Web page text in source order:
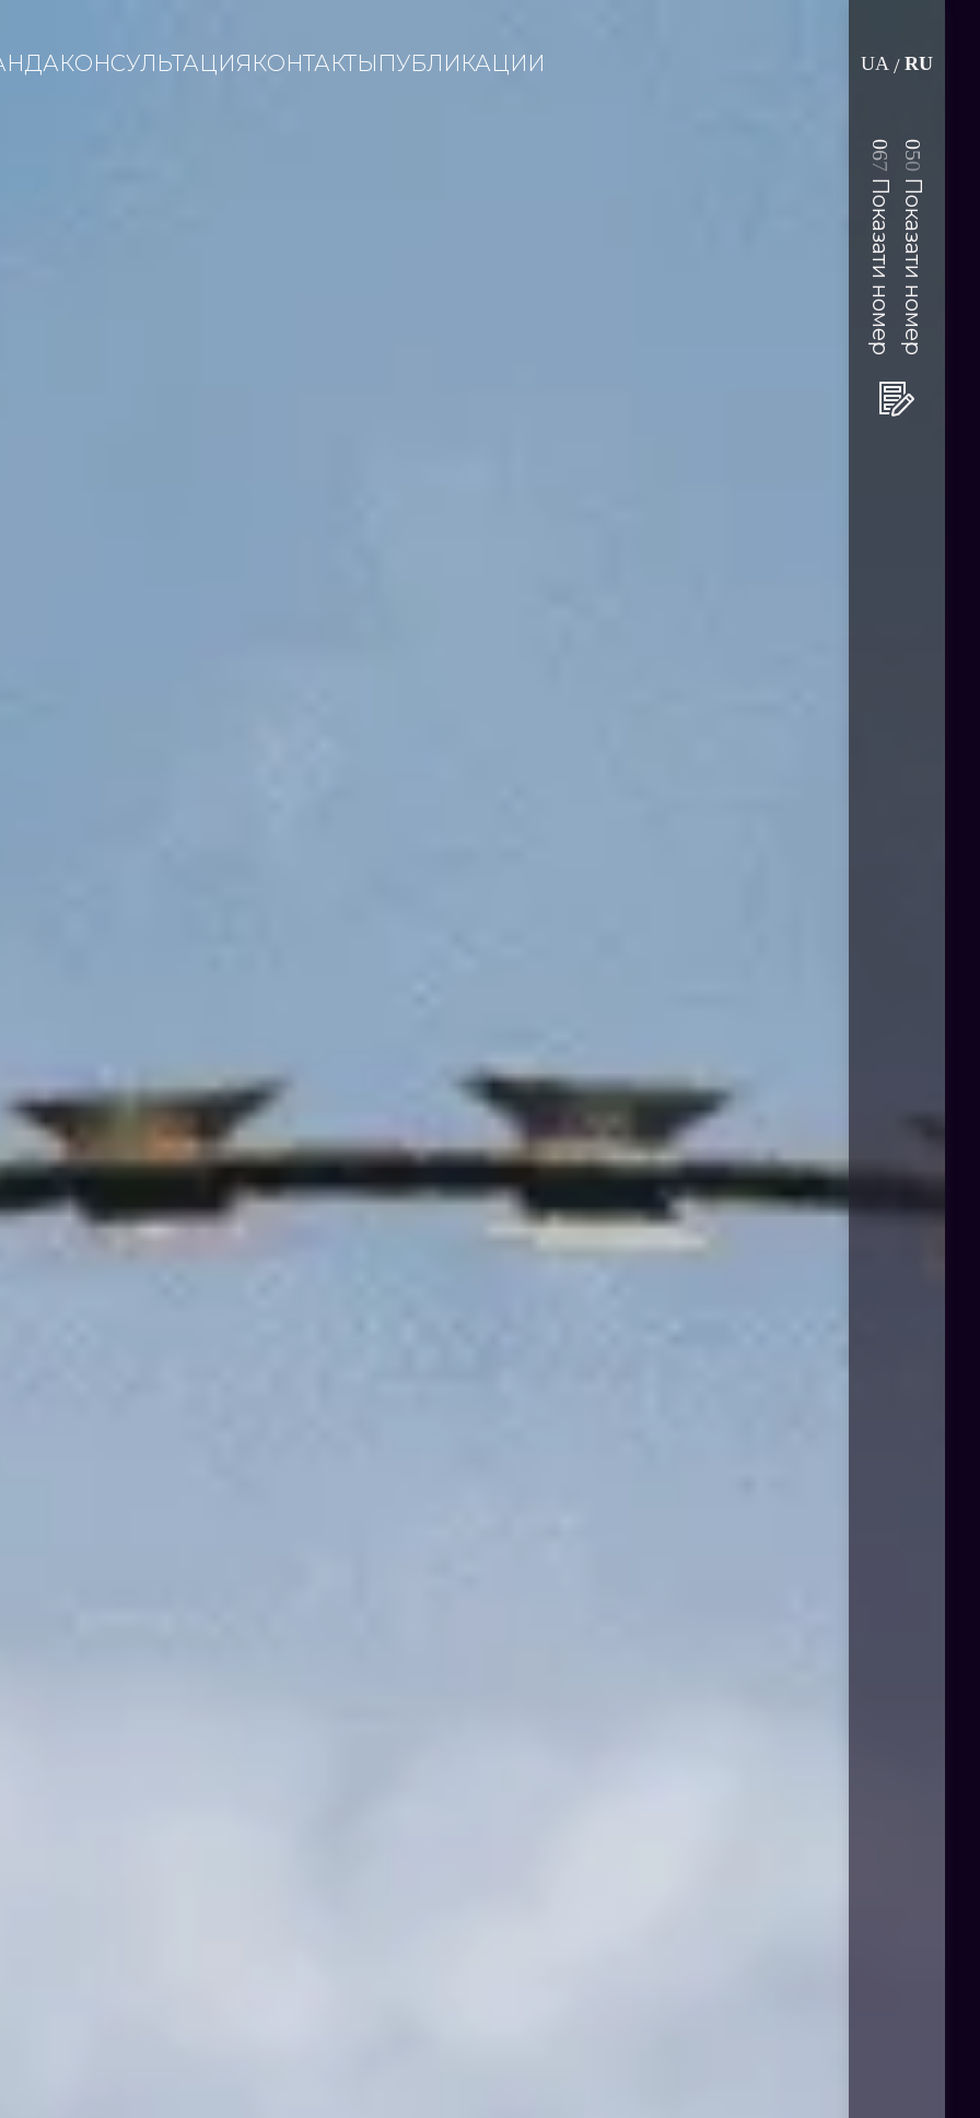
КОНСУЛЬТАЦИЯ КОНТАКТЫ ПУБЛИКАЦИИ UA / RU
0
5
0
Показати номер
0
6
7
Показати номер